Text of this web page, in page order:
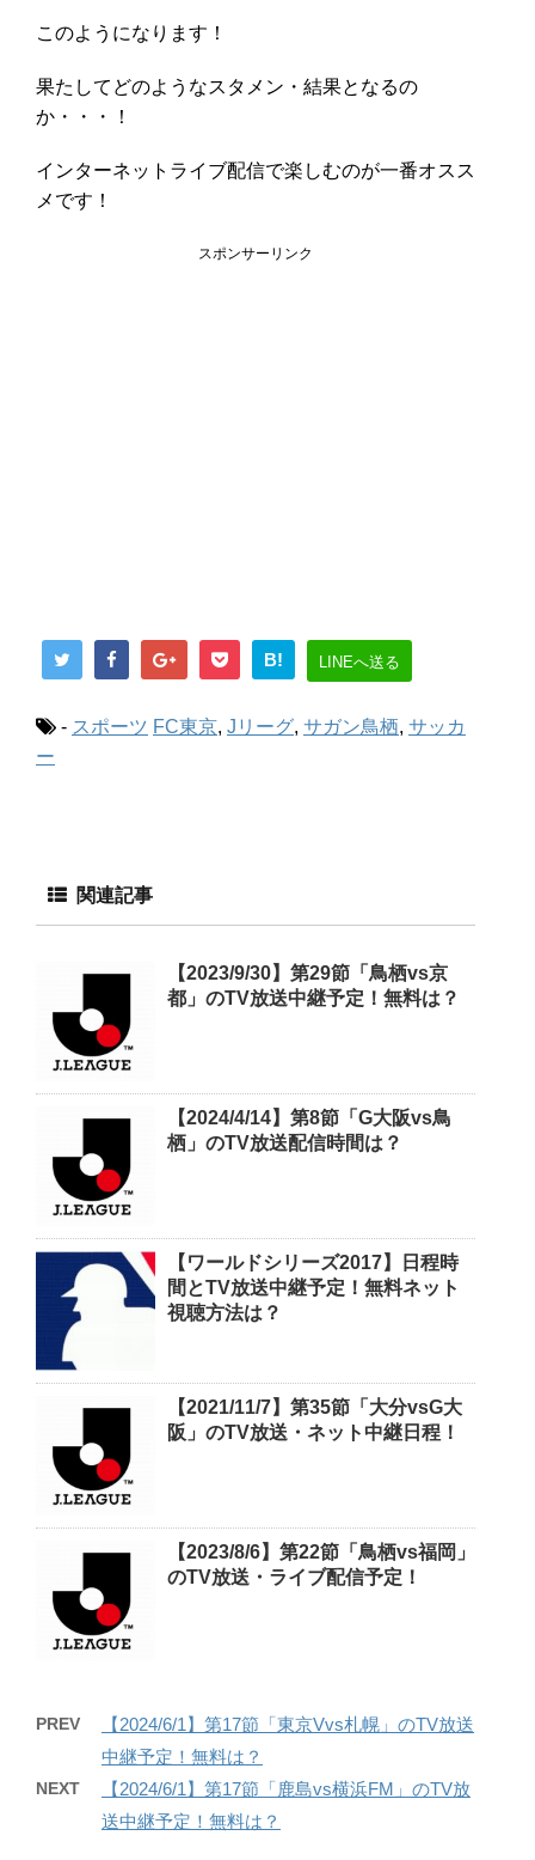
このようになります！
果たしてどのようなスタメン・結果となるの
か・・・！
インターネットライブ配信で楽しむのが一番オスス
メです！
スポンサーリンク
B! LINEへ送る
- スポーツ FC東京, Jリーグ, サガン鳥栖, サッカ
ー
関連記事
【2023/9/30】第29節「鳥栖vs京
都」のTV放送中継予定！無料は？
【2024/4/14】第8節「G大阪vs鳥
栖」のTV放送配信時間は？
【ワールドシリーズ2017】日程時
間とTV放送中継予定！無料ネット
視聴方法は？
【2021/11/7】第35節「大分vsG大
阪」のTV放送・ネット中継日程！
【2023/8/6】第22節「鳥栖vs福岡」
のTV放送・ライブ配信予定！
PREV
【2024/6/1】第17節「東京Vvs札幌」のTV放送
中継予定！無料は？
NEXT
【2024/6/1】第17節「鹿島vs横浜FM」のTV放
送中継予定！無料は？